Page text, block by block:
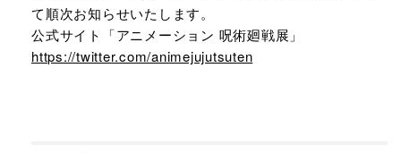
て順次お知らせいたします。
公式サイト「アニメーション 呪術廻戦展」
https://twitter.com/animejujutsuten